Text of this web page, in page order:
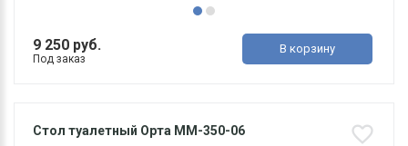
9 250 руб.
Под заказ
В корзину
Стол туалетный Орта ММ-350-06